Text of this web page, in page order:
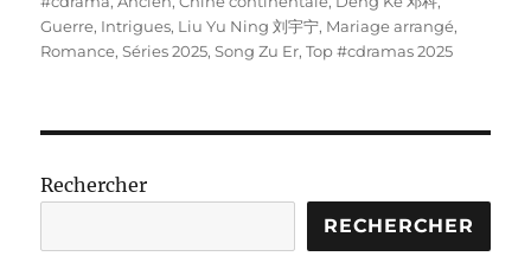
Guerre, Intrigues, Liu Yu Ning 刘宇宁, Mariage arrangé,
Romance,Séries 2025,Song Zu Er,Top #cdramas 2025
Rechercher
RECHERCHER